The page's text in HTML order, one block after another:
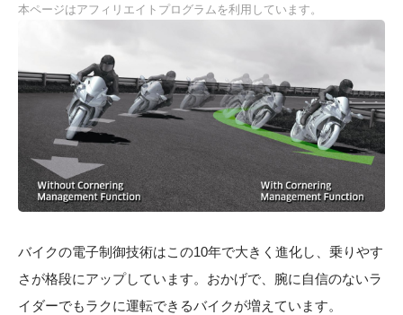
本ページはアフィリエイトプログラムを利用しています。
バイクの電子制御技術はこの10年で大きく進化し、乗りやす
さが格段にアップしています。おかげで、腕に自信のないラ
イダーでもラクに運転できるバイクが増えています。